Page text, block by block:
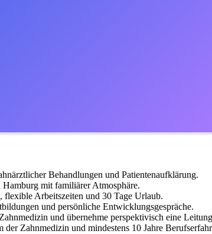
Behandlungen und Patientenaufklärung.
mit familiärer Atmosphäre.
Arbeitszeiten und 30 Tage Urlaub.
und persönliche Entwicklungsgespräche.
und übernehme perspektivisch eine
der Zahnmedizin und mindestens 10 Jahre